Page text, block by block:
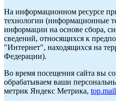
На информационном ресурсе
технологии (информационные
информации на основе сбора,
сведений, относящихся к
"Интернет", находящихся на
Федерации).
Во время посещения сайта вы
обрабатываем ваши
метрик Яндекс Метрика,